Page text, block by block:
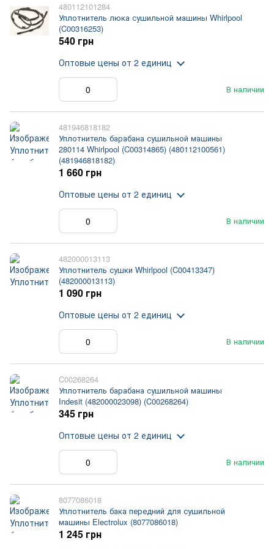
480112101284
Уплотнитель люка сушильной машины Whirlpool
(C00316253)
В наличии
540 грн
Оптовые цены от 2 единиц
481946818182
Уплотнитель барабана сушильной машины
280114 Whirlpool (C00314865) (480112100561)
(481946818182)
В наличии
1 660 грн
Оптовые цены от 2 единиц
482000013113
Уплотнитель сушки Whirlpool (C00413347)
(482000013113)
В наличии
1 090 грн
Оптовые цены от 2 единиц
C00268264
Уплотнитель барабана сушильной машины
Indesit (482000023098) (C00268264)
В наличии
345 грн
Оптовые цены от 2 единиц
8077086018
Уплотнитель бака передний для сушильной
машины Electrolux (8077086018)
1 245 грн